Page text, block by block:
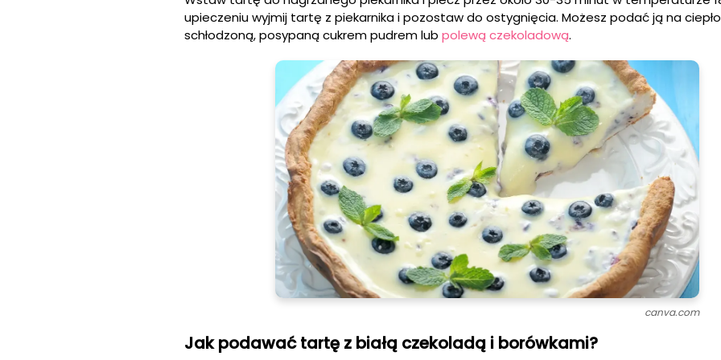
upieczeniu wyjmij tartę z piekarnika i pozostaw do ostygnięcia. Możesz podać ją na
schłodzoną, posypaną cukrem pudrem lub polewą czekoladową.
canva.com
Jak podawać tartę z białą czekoladą i borówkami?